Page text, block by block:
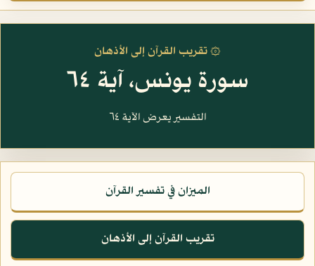
۞ تقريب القرآن إلى الأذهان
سورة يونس، آية ٦٤
التفسير يعرض الآية ٦٤
الميزان في تفسير القرآن
تقريب القرآن إلى الأذهان